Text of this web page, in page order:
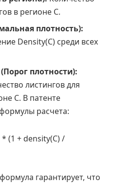
в регионе C.
плотность):
Density(C) среди всех
плотности):
листингов для
C. В патенте
расчета:
(1 + density(C) /
гарантирует, что